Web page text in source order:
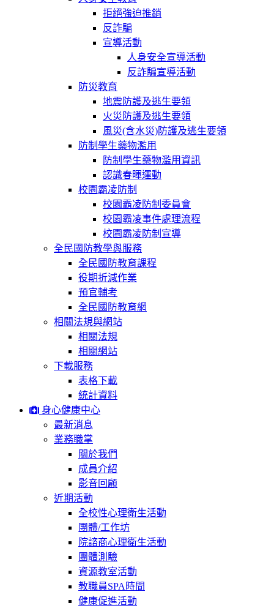
拒絕強迫推銷
反詐騙
宣導活動
人身安全宣導活動
反詐騙宣導活動
防災教育
地震防護及逃生要領
火災防護及逃生要領
風災(含水災)防護及逃生要領
防制學生藥物濫用
防制學生藥物濫用資訊
認識春暉運動
校園霸凌防制
校園霸凌防制委員會
校園霸凌事件處理流程
校園霸凌防制宣導
全民國防教學與服務
全民國防教育課程
役期折減作業
預官輔考
全民國防教育網
相關法規與網站
相關法規
相關網站
下載服務
表格下載
統計資料
身心健康中心
最新消息
業務職掌
關於我們
成員介紹
影音回顧
近期活動
全校性心理衛生活動
團體/工作坊
院諮商心理衛生活動
團體測驗
資源教室活動
教職員SPA時間
健康促進活動